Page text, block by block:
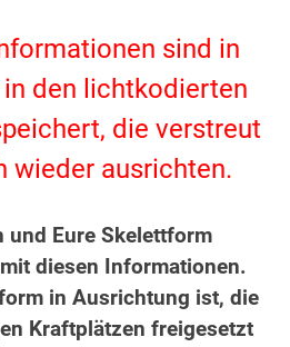
sind in
in den lichtkodierten
die verstreut
wieder ausrichten.
und Eure Skelettform
diesen Informationen.
in Ausrichtung ist, die
Kraftplätzen freigesetzt